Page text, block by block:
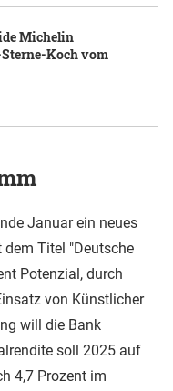
Michelin
Koch vom
Januar ein neues
Titel "Deutsche
Potenzial, durch
von Künstlicher
will die Bank
soll 2025 auf
4,7 Prozent im